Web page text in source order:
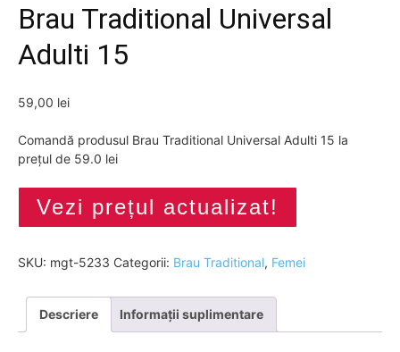
Brau Traditional Universal
Adulti 15
59,00 lei
Comandă produsul Brau Traditional Universal Adulti 15 la
prețul de 59.0 lei
Vezi prețul actualizat!
SKU: mgt-5233 Categorii: Brau Traditional, Femei
Descriere Informații suplimentare